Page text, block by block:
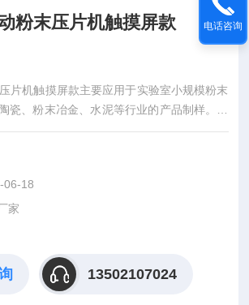
粉末压片机触摸屏款
片机触摸屏款主要应用于实验室小规模粉末
瓷、粉末冶金、水泥等行业的产品制样。本
动加压两种方式，产品精度高，操作更灵
06-18
家
13502107024
电话咨询